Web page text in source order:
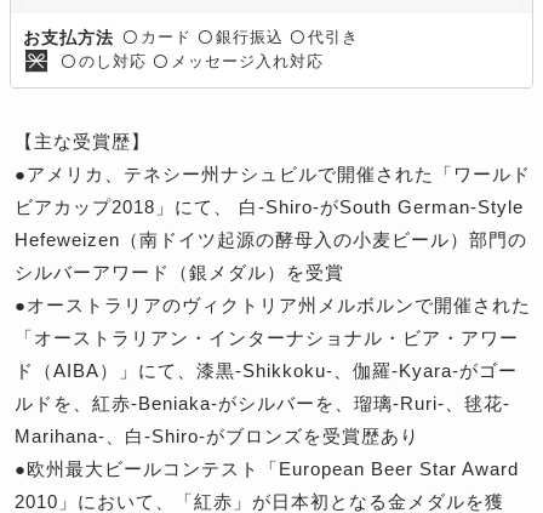
お支払方法 〇 カード 〇 銀行振込 〇 代引き
〇 のし対応 〇 メッセージ入れ対応
【主な受賞歴】
●アメリカ、テネシー州ナシュビルで開催された「ワールド
ビアカップ2018」にて、 白-Shiro-がSouth German-Style
Hefeweizen（南ドイツ起源の酵母入の小麦ビール）部門の
シルバーアワード（銀メダル）を受賞
●オーストラリアのヴィクトリア州メルボルンで開催された
「オーストラリアン・インターナショナル・ビア・アワー
ド（AIBA）」にて、漆黒-Shikkoku-、伽羅-Kyara-がゴー
ルドを、紅赤-Beniaka-がシルバーを、瑠璃-Ruri-、毬花-
Marihana-、白-Shiro-がブロンズを受賞歴あり
●欧州最大ビールコンテスト「European Beer Star Award
2010」において、「紅赤」が日本初となる金メダルを獲